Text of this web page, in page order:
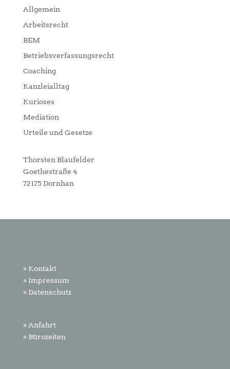
Allgemein
Arbeitsrecht
BEM
Betriebsverfassungsrecht
Coaching
Kanzleialltag
Kurioses
Mediation
Urteile und Gesetze
Thorsten Blaufelder
Goethestraße 4
72175 Dornhan
» Kontakt
» Impressum
» Datenschutz
» Anfahrt
» Bürozeiten